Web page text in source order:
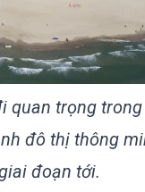
quan trọng
đô thị thông
đoạn tới.